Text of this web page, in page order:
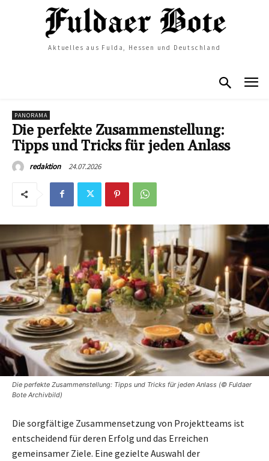
Aktuelles aus Fulda, Hessen und Deutschland
PANORAMA
Die perfekte Zusammenstellung:
Tipps und Tricks für jeden Anlass
redaktion 24.07.2026
Die perfekte Zusammenstellung: Tipps und Tricks für jeden Anlass (© Fuldaer
Bote Archivbild)
Die sorgfältige Zusammensetzung von Projektteams ist
entscheidend für deren Erfolg und das Erreichen
gemeinsamer Ziele. Eine gezielte Auswahl der